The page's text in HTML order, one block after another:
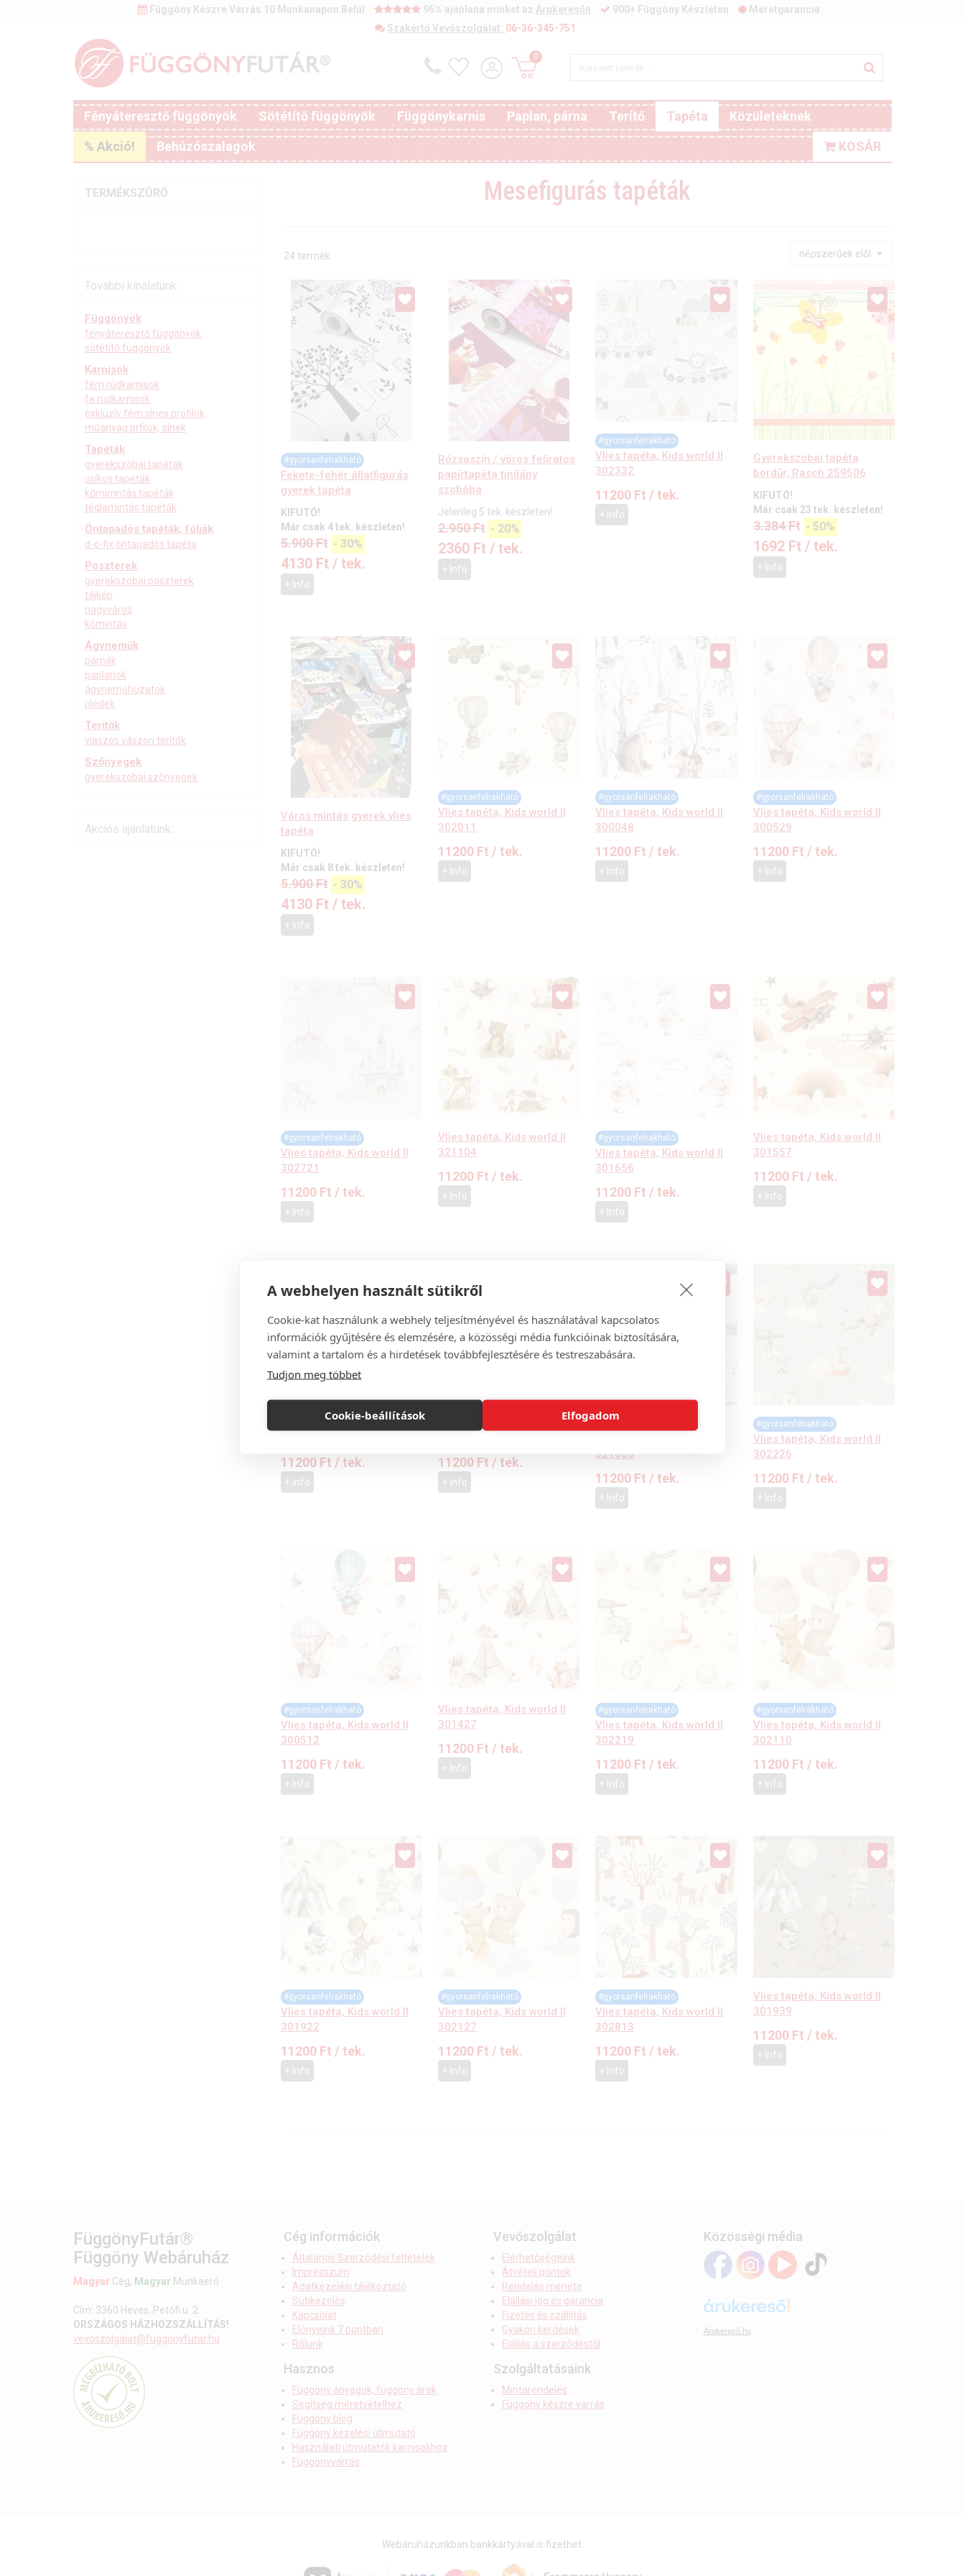
A webhelyen használt sütikről
Cookie-kat használunk a webhely teljesítményével és használatával kapcsolatos
információk gyűjtésére és elemzésére, a közösségi média funkcióinak biztosítására,
valamint a tartalom és a hirdetések továbbfejlesztésére és testreszabására.
Tudjon meg többet
Cookie-beállítások Elfogadom
Függöny Készre Varrás 10 Munkanapon Belül 96% ajánlana minket az Árukeresőn 900+ Függöny Készleten
Méretgarancia
Szakértő Vevőszolgálat: 06-36-345-751
0
Fényáteresztő függönyök Sötétítő függönyök Függönykarnis Paplan, párna Terítő Tapéta
Közületeknek
% Akció!
Behúzószalagok KOSÁR
Mesefigurás tapéták
24 termék népszerűek elől
#gyorsanfelrakható
Fekete-fehér állatfigurás
gyerek tapéta
KIFUTÓ!
Már csak 4 tek. készleten!
5.900Ft - 30%
4130 Ft/ tek.
+ Info
Rózsaszín / vörös feliratos
papírtapéta tinilány
szobába
Jelenleg 5 tek. készleten!
2.950Ft - 20%
2360 Ft/ tek.
+ Info
#gyorsanfelrakható
Vlies tapéta, Kids world II
302332
11200 Ft / tek.
+ Info
Gyerekszobai tapéta
bordűr, Rasch 259506
KIFUTÓ!
Már csak 23 tek. készleten!
3.384Ft - 50%
1692 Ft/ tek.
+ Info
Város mintás gyerek vlies
tapéta
KIFUTÓ!
Már csak 8 tek. készleten!
5.900Ft - 30%
4130 Ft/ tek.
+ Info
#gyorsanfelrakható
Vlies tapéta, Kids world II
302011
11200 Ft / tek.
+ Info
#gyorsanfelrakható
Vlies tapéta, Kids world II
300048
11200 Ft / tek.
+ Info
#gyorsanfelrakható
Vlies tapéta, Kids world II
300529
11200 Ft / tek.
+ Info
#gyorsanfelrakható
Vlies tapéta, Kids world II
302721
11200 Ft / tek.
+ Info
Vlies tapéta, Kids world II
321104
11200 Ft / tek.
+ Info
#gyorsanfelrakható
Vlies tapéta, Kids world II
301656
11200 Ft / tek.
+ Info
Vlies tapéta, Kids world II
301557
11200 Ft / tek.
+ Info
Vlies tapéta, Kids world II
11200 Ft / tek.
+ Info
Vlies tapéta, Kids world II
11200 Ft / tek.
+ Info
321005
11200 Ft / tek.
+ Info
#gyorsanfelrakható
Vlies tapéta, Kids world II
302226
11200 Ft / tek.
+ Info
#gyorsanfelrakható
Vlies tapéta, Kids world II
300512
11200 Ft / tek.
+ Info
Vlies tapéta, Kids world II
301427
11200 Ft / tek.
+ Info
#gyorsanfelrakható
Vlies tapéta, Kids world II
302219
11200 Ft / tek.
+ Info
#gyorsanfelrakható
Vlies tapéta, Kids world II
302110
11200 Ft / tek.
+ Info
#gyorsanfelrakható
Vlies tapéta, Kids world II
301922
11200 Ft / tek.
+ Info
#gyorsanfelrakható
Vlies tapéta, Kids world II
302127
11200 Ft / tek.
+ Info
#gyorsanfelrakható
Vlies tapéta, Kids world II
302813
11200 Ft / tek.
+ Info
Vlies tapéta, Kids world II
301939
11200 Ft / tek.
+ Info
TERMÉKSZŰRŐ
További kínálatunk:
Függönyök
fényáteresztő függönyök
sötétítő függönyök
Karnisok
fém rúdkarnisok
fa rúdkarnisok
exkluzív fém sínes profilok
műanyag prfilok, sínek
Tapéták
gyerekszobai tapéták
csíkos tapéták
kőmimntás tapéták
téglamintás tapéták
Öntapadós tapéták, fóliák
d-c-fix öntapadós tapéta
Poszterek
gyerekszobai poszterek
tájkép
nagyváros
kőmintás
Ágyneműk
párnák
paplanok
ágyneműhuzatok
plédek
Terítők
viaszos vászon terítők
Szőnyegek
gyerekszobai szőnyegek
Akciós ajánlatunk:
FüggönyFutár®
Függöny Webáruház
Magyar Cég, Magyar Munkaerő
Cím: 3360 Heves, Petőfi u. 2.
ORSZÁGOS HÁZHOZSZÁLLÍTÁS!
vevoszolgalat@fuggonyfutar.hu
Cég információk
Általános Szerződési feltételek
Impresszum
Adatkezelési tájékoztató
Sütikezelés
Kapcsolat
Előnyeink 7 pontban
Rólunk
Hasznos
Függöny anyagok, függöny árak
Segítség méretvételhez
Függöny blog
Függöny kezelési útmutató
Használati útmutatók karnisokhoz
Függönyvarrás
Vevőszolgálat
Elérhetőségeink
Átvételi pontok
Rendelés menete
Elállási jog és garancia
Fizetés és szállítás
Gyakori kérdések
Elállás a szerződéstől
Szolgáltatásaink
Mintarendelés
Függöny készre varrás
Közösségi média
Árukereső.hu
Webáruházunkban bankkártyával is fizethet: